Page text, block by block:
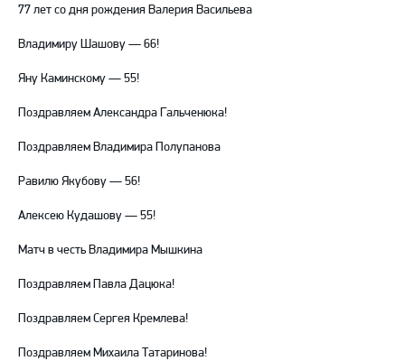
77 лет со дня рождения Валерия Васильева
Владимиру Шашову — 66!
Яну Каминскому — 55!
Поздравляем Александра Гальченюка!
Поздравляем Владимира Полупанова
Равилю Якубову — 56!
Алексею Кудашову — 55!
Матч в честь Владимира Мышкина
Поздравляем Павла Дацюка!
Поздравляем Сергея Кремлева!
Поздравляем Михаила Татаринова!